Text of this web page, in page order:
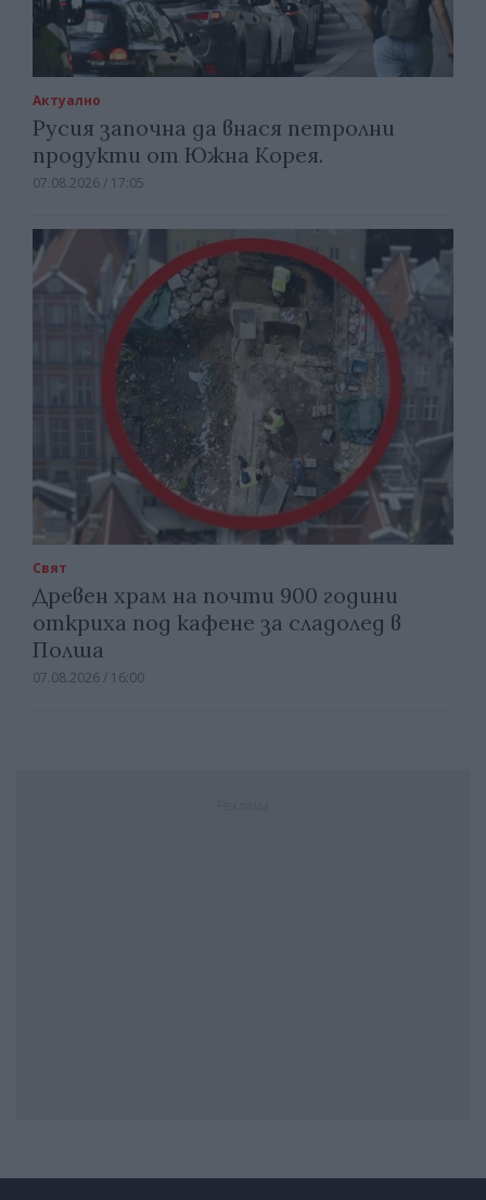
Актуално
Русия започна да внася петролни
продукти от Южна Корея.
07.08.2026 / 17:05
Свят
Древен храм на почти 900 години
откриха под кафене за сладолед в
Полша
07.08.2026 / 16:00